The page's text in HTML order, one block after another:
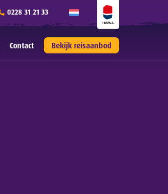
0228 31 21 33
Contact Bekijk reisaanbod